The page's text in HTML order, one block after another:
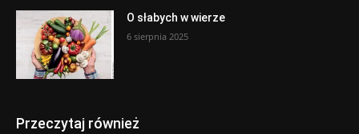
O słabych w wierze
6 sierpnia 2025
Przeczytaj również